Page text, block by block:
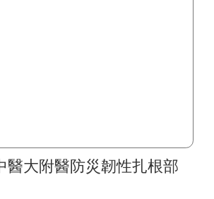
醫大附醫防災韌性扎根部